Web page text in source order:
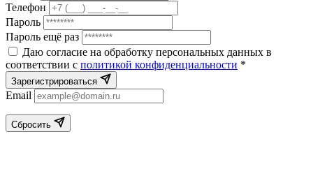
Телефон
Пароль
Пароль ещё раз
Даю согласие на обработку персональных данных в
соответствии с политикой конфиденциальности *
Зарегистрироваться
Email
Сбросить